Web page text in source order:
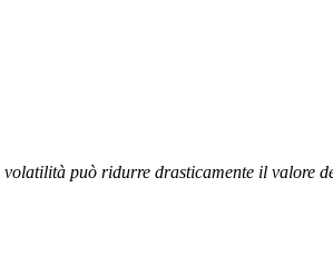
può ridurre drasticamente il valore